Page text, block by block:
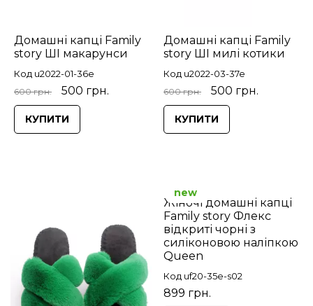
Домашні капці Family
story ШІ макарунси
Код u2022-01-36e
600 грн. 500 грн.
КУПИТИ
Домашні капці Family
story ШІ милі котики
Код u2022-03-37e
600 грн. 500 грн.
КУПИТИ
Жіночі домашні капці
Family story Флекс
відкриті чорні з
силіконовою наліпкою
Queen
Код uf20-35e-s02
899 грн.
new